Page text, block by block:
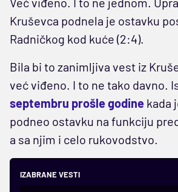
Kruševca podnela je ostavku
Radničkog kod kuće (2:4).
Bila bi to zanimljiva vest iz
već viđeno. I to ne tako davno.
septembru prošle godine kada
podneo ostavku na funkciju
a sa njim i celo rukovodstvo.
IZABRANE VESTI